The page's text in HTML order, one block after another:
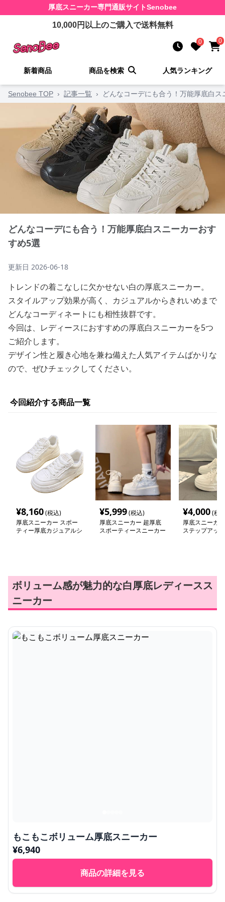
厚底スニーカー専門通販サイトSenobee
10,000円以上のご購入で送料無料
0 0
新着商品 商品を検索 人気ランキング
Senobee TOP › 記事一覧 › どんなコーデにも合う！万能厚底白
どんなコーデにも合う！万能厚底白スニーカーおす
すめ5選
更新日 2026-06-18
トレンドの着こなしに欠かせない白の厚底スニーカー。
スタイルアップ効果が高く、カジュアルからきれいめまで
どんなコーディネートにも相性抜群です。
今回は、レディースにおすすめの厚底白スニーカーを5つ
ご紹介します。
デザイン性と履き心地を兼ね備えた人気アイテムばかりな
ので、ぜひチェックしてください。
今回紹介する商品一覧
¥8,160(税込)
厚底スニーカー スポー
ティー厚底カジュアルシ
¥5,999(税込)
厚底スニーカー 超厚底
スポーティースニーカー
¥4,000(税
厚底スニーカ
ステップアッ
ボリューム感が魅力的な白厚底レディースス
ニーカー
もこもこボリューム厚底スニーカー
¥6,940
商品の詳細を見る